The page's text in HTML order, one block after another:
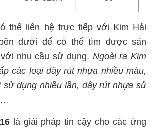
thể liên hệ trực tiếp với Kim Hải
dưới để có thể tìm được sản
nhu cầu sử dụng. Ngoài ra Kim
các loại dây rút nhựa nhiều màu,
sử dụng nhiều lần, dây rút nhựa sử
là giải pháp tin cậy cho các ứng